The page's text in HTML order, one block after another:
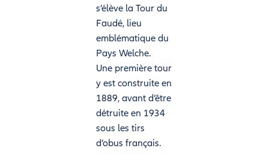
s’élève la Tour du
Faudé, lieu
emblématique du
Pays Welche.
Une première tour
y est construite en
1889, avant d’être
détruite en 1934
sous les tirs
d’obus français.